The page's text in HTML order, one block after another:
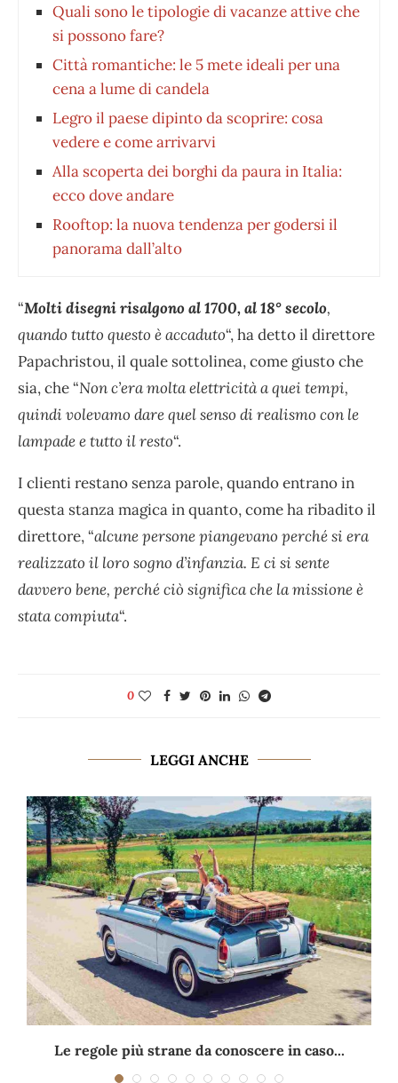
Quali sono le tipologie di vacanze attive che
si possono fare?
Città romantiche: le 5 mete ideali per una
cena a lume di candela
Legro il paese dipinto da scoprire: cosa
vedere e come arrivarvi
Alla scoperta dei borghi da paura in Italia:
ecco dove andare
Rooftop: la nuova tendenza per godersi il
panorama dall’alto
“Molti disegni risalgono al 1700, al 18° secolo,
quando tutto questo è accaduto“, ha detto il direttore
Papachristou, il quale sottolinea, come giusto che
sia, che “Non c’era molta elettricità a quei tempi,
quindi volevamo dare quel senso di realismo con le
lampade e tutto il resto“.
I clienti restano senza parole, quando entrano in
questa stanza magica in quanto, come ha ribadito il
direttore, “alcune persone piangevano perché si era
realizzato il loro sogno d’infanzia. E ci si sente
davvero bene, perché ciò significa che la missione è
stata compiuta“.
0
LEGGI ANCHE
Le regole più strane da conoscere in caso...